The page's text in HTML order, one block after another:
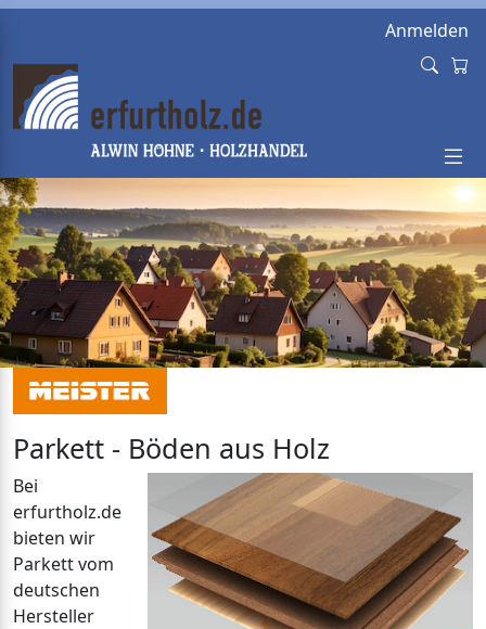
Anmelden
Parkett - Böden aus Holz
Bei
erfurtholz.de
bieten wir
Parkett vom
deutschen
Hersteller